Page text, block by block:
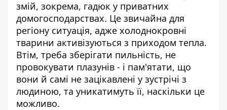
змій, зокрема, гадюк у приватних
домогосподарствах. Це звичайна для
регіону ситуація, адже холоднокровні
тварини активізуються з приходом тепла.
Втім, треба зберігати пильність, не
провокувати плазунів - і пам'ятати, що
вони й самі не зацікавлені у зустрічі з
людиною, та уникатимуть її, наскільки це
можливо.